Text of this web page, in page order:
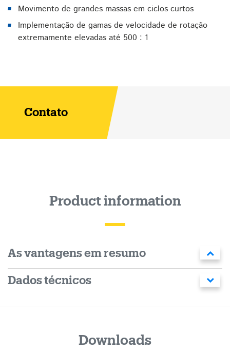
Movimento de grandes massas em ciclos curtos
Implementação de gamas de velocidade de rotação
extremamente elevadas até 500 : 1
Contato
Product information
As vantagens em resumo
Dados técnicos
Downloads